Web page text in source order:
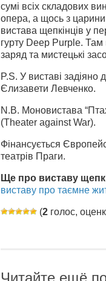
сумі всіх складових
опера, а щось з
вистава щепкінців у
гурту Deep Purple. Там
заряд та мистецькі
P.S. У виставі задіяно
Єлизавети Левченко.
N.B. Моновистава
(Theater against War).
Фінансується
театрів Праги.
Ще про виставу
виставу про таємне
(2 голос,
Читайте ещё